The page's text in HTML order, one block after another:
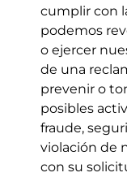
cumplir con
podemos
o ejercer
de una
prevenir o
posibles
fraude,
violación de
con su